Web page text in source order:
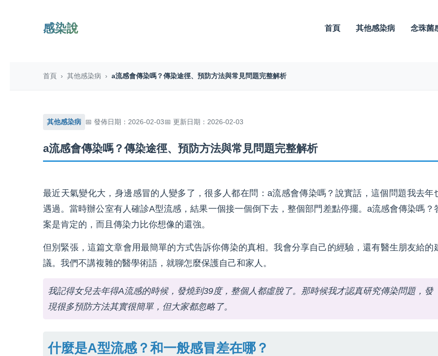
感染說 首頁 其他感染病 念珠菌
首頁 › 其他感染病 › a流感會傳染嗎？傳染途徑、預防方法與常見問題完整解析
其他感染病 發佈日期：2026-02-03 更新日期：2026-02-03
a流感會傳染嗎？傳染途徑、預防方法與常見問題完整解析
最近天氣變化大，身邊感冒的人變多了，很多人都在問：a流感會傳染嗎？說實話，這個問題我去年
遇過。當時辦公室有人確診A型流感，結果一個接一個倒下去，整個部門差點停擺。a流感會傳染嗎？
案是肯定的，而且傳染力比你想像的還強。
但別緊張，這篇文章會用最簡單的方式告訴你傳染的真相。我會分享自己的經驗，還有醫生朋友給的
議。我們不講複雜的醫學術語，就聊怎麼保護自己和家人。
我記得女兒去年得A流感的時候，發燒到39度，整個人都虛脫了。那時候我才認真研究傳染問題，發
現很多預防方法其實很簡單，但大家都忽略了。
什麼是A型流感？和一般感冒差在哪？